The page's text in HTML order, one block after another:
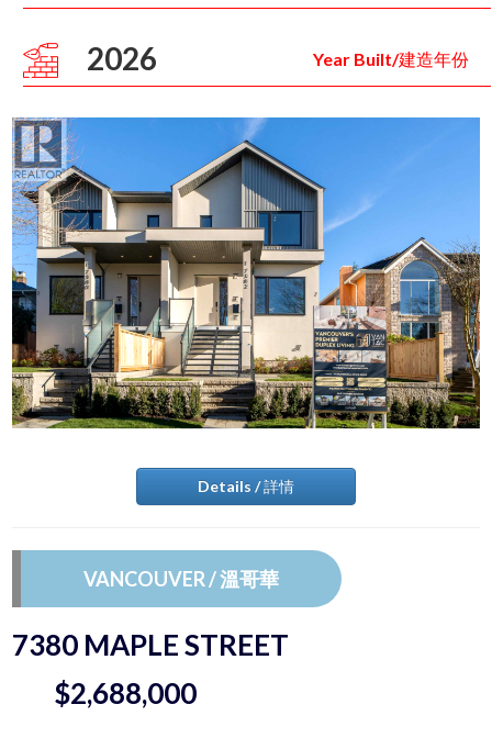
2026 Year Built/建造年份
Details / 詳情
VANCOUVER / 溫哥華
7380 MAPLE STREET
$2,688,000